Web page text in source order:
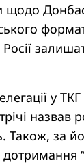
щодо
у
назвав
Також, за